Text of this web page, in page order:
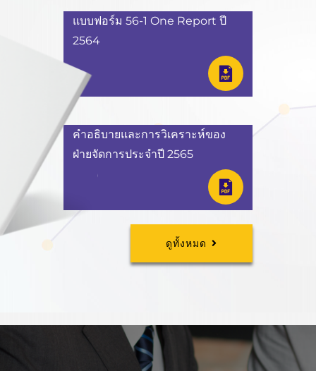
แบบฟอร์ม 56-1 One Report ปี
2564
คำอธิบายและการวิเคราะห์ของ
ฝ่ายจัดการประจำปี 2565
ดูทั้งหมด